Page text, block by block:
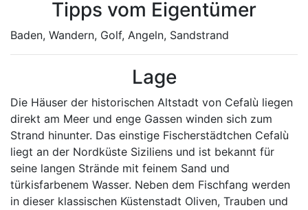
Tipps vom Eigentümer
Baden, Wandern, Golf, Angeln, Sandstrand
Lage
Die Häuser der historischen Altstadt von Cefalù liegen
direkt am Meer und enge Gassen winden sich zum
Strand hinunter. Das einstige Fischerstädtchen Cefalù
liegt an der Nordküste Siziliens und ist bekannt für
seine langen Strände mit feinem Sand und
türkisfarbenem Wasser. Neben dem Fischfang werden
in dieser klassischen Küstenstadt Oliven, Trauben und